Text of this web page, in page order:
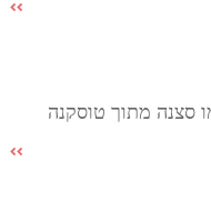
סצנה מתוך טוסקנה